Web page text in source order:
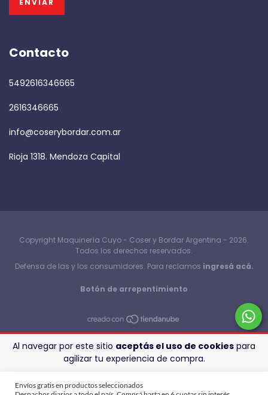
Al navegar por este sitio aceptás el uso de cookies para
agilizar tu experiencia de compra.
ENTENDIDO
Contacto
5492616346665
2616346665
info@coserybordar.com.ar
Rioja 1318. Mendoza Capital
Copyright Maquinería Cuyo - Coser y Bordar Argentina - 2026.
Todos los derechos reservados.
Defensa de las y los consumidores. Para reclamos ingresá acá.
Botón de arrepentimiento